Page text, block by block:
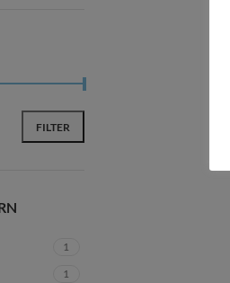
FILTER
1
1